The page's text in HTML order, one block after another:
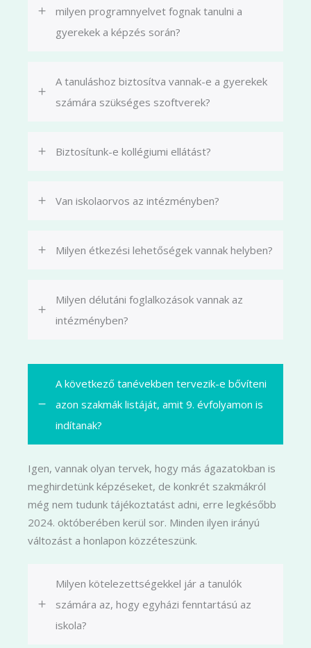
milyen programnyelvet fognak tanulni a
gyerekek a képzés során?
A tanuláshoz biztosítva vannak-e a gyerekek
számára szükséges szoftverek?
Biztosítunk-e kollégiumi ellátást?
Van iskolaorvos az intézményben?
Milyen étkezési lehetőségek vannak helyben?
Milyen délutáni foglalkozások vannak az
intézményben?
A következő tanévekben tervezik-e bővíteni
azon szakmák listáját, amit 9. évfolyamon is
indítanak?
Igen, vannak olyan tervek, hogy más ágazatokban is
meghirdetünk képzéseket, de konkrét szakmákról
még nem tudunk tájékoztatást adni, erre legkésőbb
2024. októberében kerül sor. Minden ilyen irányú
változást a honlapon közzéteszünk.
Milyen kötelezettségekkel jár a tanulók
számára az, hogy egyházi fenntartású az
iskola?